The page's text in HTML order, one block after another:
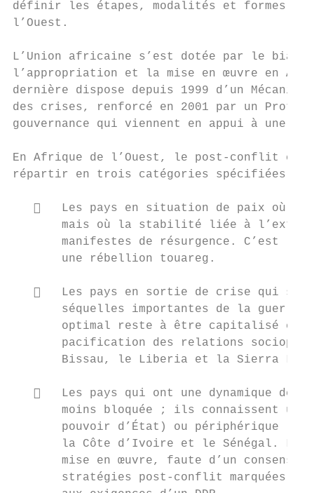
définir les étapes, modalités et formes
l’Ouest.
L’Union africaine s’est dotée par le biais
l’appropriation et la mise en œuvre en
dernière dispose depuis 1999 d’un
des crises, renforcé en 2001 par un
gouvernance qui viennent en appui à
En Afrique de l’Ouest, le post-conflit
répartir en trois catégories spécifiées
   Les pays en situation de paix où
mais où la stabilité liée à
manifestes de résurgence. C’est le
       une rébellion touareg.
   Les pays en sortie de crise qui
séquelles importantes de la guerre
optimal reste à être capitalisé en
pacification des relations
Bissau, le Liberia et la Sierra
   Les pays qui ont une dynamique de
moins bloquée ; ils connaissent
pouvoir d’État) ou périphérique
la Côte d’Ivoire et le Sénégal. Le
mise en œuvre, faute d’un
stratégies post-conflit marquées à